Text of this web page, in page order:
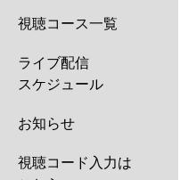
視聴コース一覧
ライブ配信
スケジュール
お知らせ
視聴コード入力は